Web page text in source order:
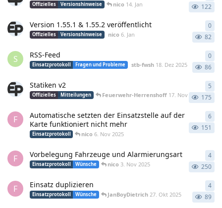
Offizielles Versionshinweise nico 14. Jan 122
Version 1.55.1 & 1.55.2 veröffentlicht
Offizielles Versionshinweise nico 6. Jan 82
0
S RSS-Feed
Einsatzprotokoll Fragen und Probleme stb-fwsh 18. Dez 2025 86
0
Statiken v2
Offizielles Mitteilungen Feuerwehr-Herrenshoff 17. Nov 2025 175
5
F
Automatische setzten der Einsatzstelle auf der
Karte funktioniert nicht mehr
Einsatzprotokoll nico 6. Nov 2025
151
6
F Vorbelegung Fahrzeuge und Alarmierungsart
Einsatzprotokoll Wünsche nico 3. Nov 2025 250
4
F Einsatz duplizieren
Einsatzprotokoll Wünsche JanBoyDietrich 27. Okt 2025 89
4